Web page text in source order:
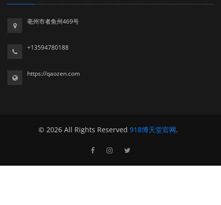
亳州市者鱼州469号
+13594780188
https://qaozen.com
© 2026 All Rights Reserved 918博天堂官网.